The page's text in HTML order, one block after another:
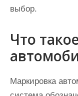
выбор.
Что
Маркировка